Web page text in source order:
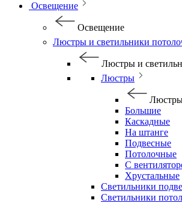
Освещение
Освещение
Люстры и светильники
Люстры и
Люстры
Большие
Каскадные
На штанге
Подвесные
Потолочные
С
Хрустальные
Светильники
Светильники